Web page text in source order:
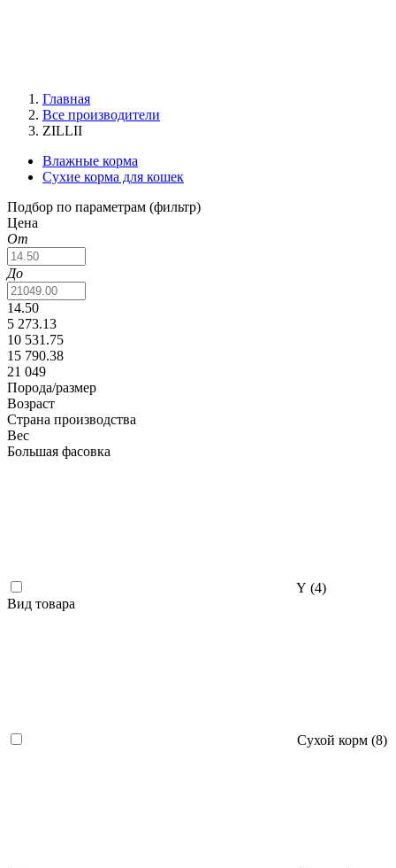
Главная
Все производители
ZILLII
Влажные корма
Сухие корма для кошек
Подбор по параметрам (фильтр)
Цена
От
До
14.50
5 273.13
10 531.75
15 790.38
21 049
Порода/размер
Возраст
Страна производства
Вес
Большая фасовка
Y (4)
Вид товара
Сухой корм (8)